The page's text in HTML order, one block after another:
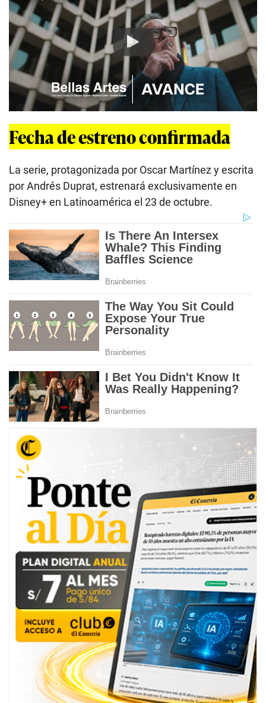
Play
Fecha de estreno confirmada
La serie, protagonizada por Oscar Martínez y escrita
por Andrés Duprat, estrenará exclusivamente en
Disney+ en Latinoamérica el 23 de octubre.